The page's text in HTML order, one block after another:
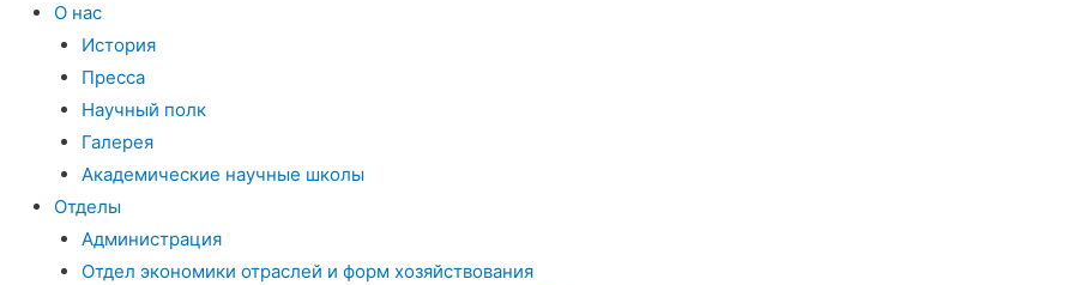
О нас
История
Пресса
Научный полк
Галерея
Академические научные школы
Отделы
Администрация
Отдел экономики отраслей и форм хозяйствования